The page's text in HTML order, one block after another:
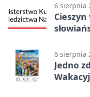
6 sierpnia
6 sierpnia
Jedno